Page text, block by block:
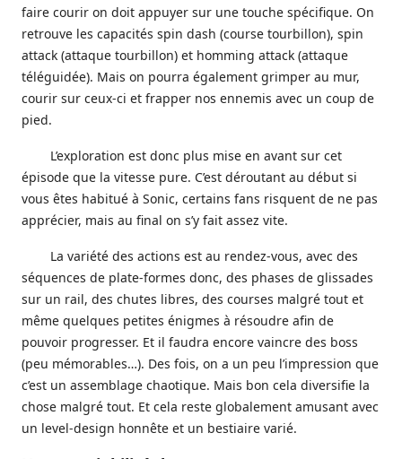
faire courir on doit appuyer sur une touche spécifique. On
retrouve les capacités spin dash (course tourbillon), spin
attack (attaque tourbillon) et homming attack (attaque
téléguidée). Mais on pourra également grimper au mur,
courir sur ceux-ci et frapper nos ennemis avec un coup de
pied.
L’exploration est donc plus mise en avant sur cet
épisode que la vitesse pure. C’est déroutant au début si
vous êtes habitué à Sonic, certains fans risquent de ne pas
apprécier, mais au final on s’y fait assez vite.
La variété des actions est au rendez-vous, avec des
séquences de plate-formes donc, des phases de glissades
sur un rail, des chutes libres, des courses malgré tout et
même quelques petites énigmes à résoudre afin de
pouvoir progresser. Et il faudra encore vaincre des boss
(peu mémorables…). Des fois, on a un peu l’impression que
c’est un assemblage chaotique. Mais bon cela diversifie la
chose malgré tout. Et cela reste globalement amusant avec
un level-design honnête et un bestiaire varié.